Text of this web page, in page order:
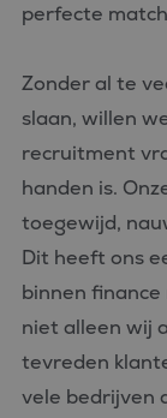
perfecte
Zonder al te
slaan, willen
recruitment
handen is.
toegewijd,
Dit heeft ons
binnen
niet alleen wij
tevreden
vele bedrijven